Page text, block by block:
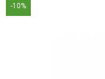
-10%